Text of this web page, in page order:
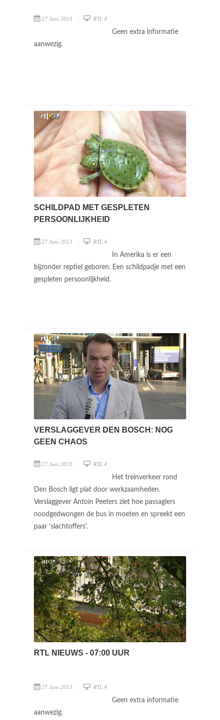
27 Juni 2013 RTL 4
Geen extra informatie
aanwezig.
SCHILDPAD MET GESPLETEN
PERSOONLIJKHEID
27 Juni 2013 RTL 4
In Amerika is er een
bijzonder reptiel geboren. Een schildpadje met een
gespleten persoonlijkheid.
VERSLAGGEVER DEN BOSCH: NOG
GEEN CHAOS
27 Juni 2013 RTL 4
Het treinverkeer rond
Den Bosch ligt plat door werkzaamheden.
Verslaggever Antoin Peeters ziet hoe passagiers
noodgedwongen de bus in moeten en spreekt een
paar 'slachtoffers'.
RTL NIEUWS - 07:00 UUR
27 Juni 2013 RTL 4
Geen extra informatie
aanwezig.